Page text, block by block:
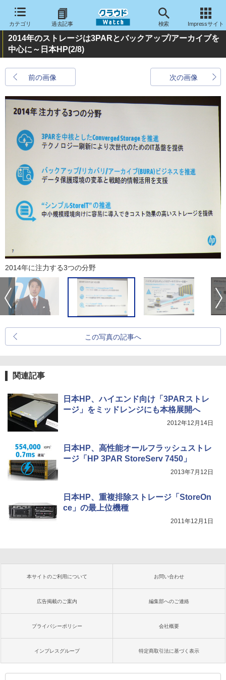
カテゴリ 過去記事 検索 Impressサイト
2014年のストレージは3PARとバックアップ/アーカイブを
中心に～日本HP(2/8)
前の画像 次の画像
2014年に注力する3つの分野
この写真の記事へ
関連記事
日本HP、ハイエンド向け「3PARストレ
ージ」をミッドレンジにも本格展開へ
2012年12月14日
日本HP、高性能オールフラッシュストレ
ージ「HP 3PAR StoreServ 7450」
2013年7月12日
日本HP、重複排除ストレージ「StoreOn
ce」の最上位機種
2011年12月1日
本サイトのご利用について お問い合わせ
広告掲載のご案内 編集部へのご連絡
プライバシーポリシー 会社概要
インプレスグループ 特定商取引法に基づく表示